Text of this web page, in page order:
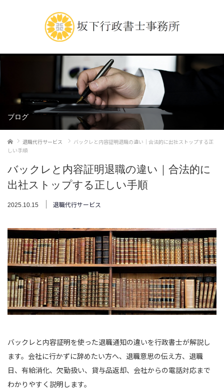
ブログ
ホーム 退職代行サービス
バックレと内容証明退職の違い｜合法的に出社ストップする正
しい手順
バックレと内容証明退職の違い｜合法的に
出社ストップする正しい手順
2025.10.15 退職代行サービス
バックレと内容証明を使った退職通知の違いを行政書士が解説し
ます。会社に行かずに辞めたい方へ、退職意思の伝え方、退職
日、有給消化、欠勤扱い、貸与品返却、会社からの電話対応まで
わかりやすく説明します。